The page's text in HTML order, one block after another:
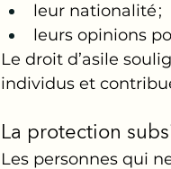
leur nationalité ;
leurs opinions
Le droit d’asile
individus et
La protection
Les personnes qui